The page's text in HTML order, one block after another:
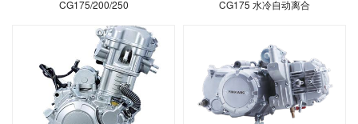
CG175/200/250 CG175 水冷自动离合